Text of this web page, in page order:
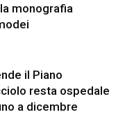
monografia
il Piano
resta ospedale
a dicembre